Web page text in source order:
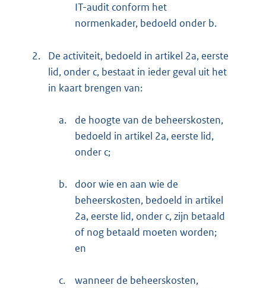
IT-audit conform het
normenkader, bedoeld onder b.
2.
De activiteit, bedoeld in artikel 2a, eerste
lid, onder c, bestaat in ieder geval uit het
in kaart brengen van:
a.
de hoogte van de beheerskosten,
bedoeld in artikel 2a, eerste lid,
onder c;
b.
door wie en aan wie de
beheerskosten, bedoeld in artikel
2a, eerste lid, onder c, zijn betaald
of nog betaald moeten worden;
en
c.
wanneer de beheerskosten,